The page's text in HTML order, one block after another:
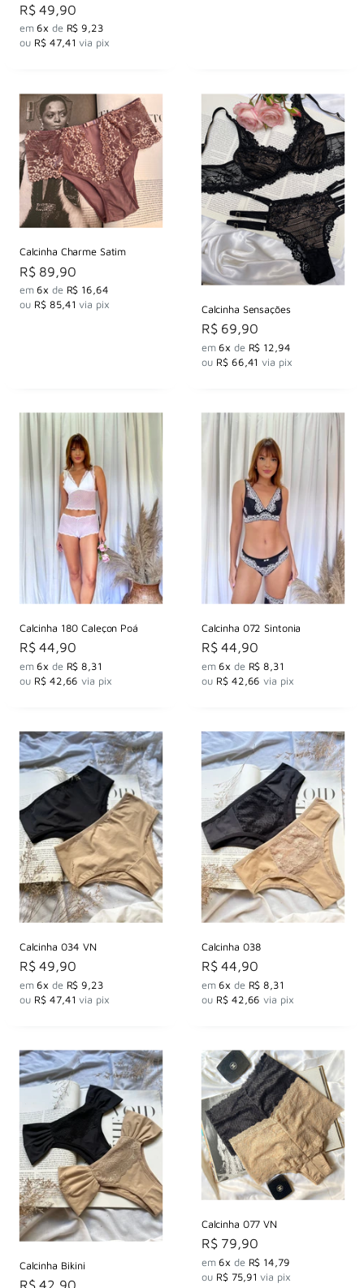
Preço
por
R$ 49,90
em6x de R$ 9,23
ou R$ 47,41 via pix
Calcinha Charme Satim
Preço
por
R$ 89,90
em6x de R$ 16,64
ou R$ 85,41 via pix Calcinha Sensações
Preço
por
R$ 69,90
em6x de R$ 12,94
ou R$ 66,41 via pix
Calcinha 180 Caleçon Poá
Preço
por
R$ 44,90
em6x de R$ 8,31
ou R$ 42,66 via pix
Calcinha 072 Sintonia
Preço
por
R$ 44,90
em6x de R$ 8,31
ou R$ 42,66 via pix
Calcinha 034 VN
Preço
por
R$ 49,90
em6x de R$ 9,23
ou R$ 47,41 via pix
Calcinha 038
Preço
por
R$ 44,90
em6x de R$ 8,31
ou R$ 42,66 via pix
Calcinha Bikini
Preço
Calcinha 077 VN
Preço
por
R$ 79,90
em6x de R$ 14,79
ou R$ 75,91 via pix